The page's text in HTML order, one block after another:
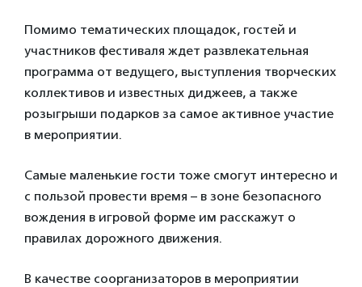
Помимо тематических площадок, гостей и
участников фестиваля ждет развлекательная
программа от ведущего, выступления творческих
коллективов и известных диджеев, а также
розыгрыши подарков за самое активное участие
в мероприятии.
Самые маленькие гости тоже смогут интересно и
с пользой провести время – в зоне безопасного
вождения в игровой форме им расскажут о
правилах дорожного движения.
В качестве соорганизаторов в мероприятии